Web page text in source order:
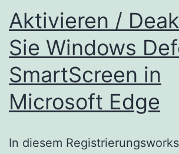
Aktivieren /
Sie Windows
SmartScreen in
Microsoft Edge
In diesem